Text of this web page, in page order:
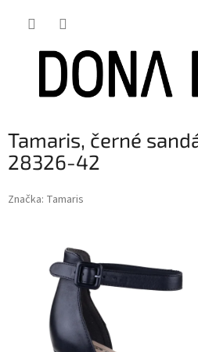
Tamaris, černé
28326-42
Značka: Tamaris